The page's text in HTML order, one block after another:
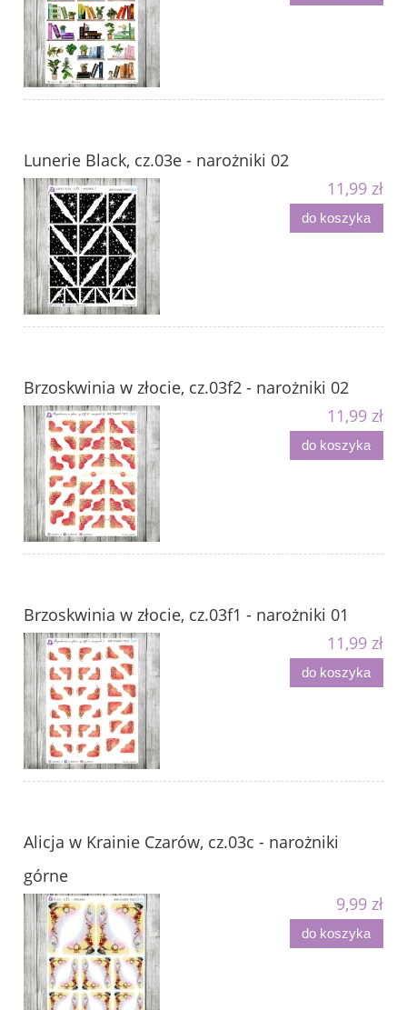
Lunerie Black, cz.03e - narożniki 02
11,99 zł
do koszyka
Brzoskwinia w złocie, cz.03f2 - narożniki 02
11,99 zł
do koszyka
Brzoskwinia w złocie, cz.03f1 - narożniki 01
11,99 zł
do koszyka
Alicja w Krainie Czarów, cz.03c - narożniki
górne
9,99 zł
do koszyka